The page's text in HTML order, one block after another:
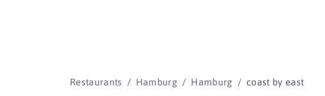
Restaurants Hamburg Hamburg coast by east